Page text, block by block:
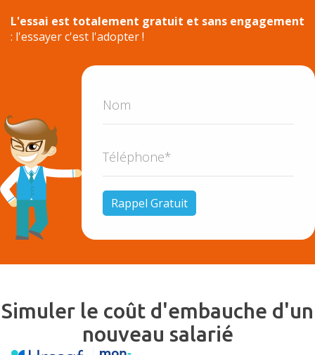
L'essai est totalement gratuit et sans engagement
: l'essayer c'est l'adopter !
Simuler le coût d'embauche d'un
nouveau salarié